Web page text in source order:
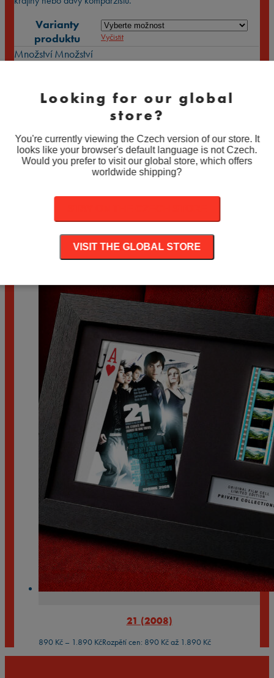
Varianty
produktu
Vyčistit
MnožstvíMnožství
Související produkty
102 DALMATIANS (2000)
1.890KčRozpětí cen: 890 Kč až 1.890 Kč
2012 (2009)
21 (2008)
890 Kč – 1.890 KčRozpětí cen: 890 Kč až 1.890 Kč
Looking for our global
store?
You're currently viewing the Czech version of our store. It
looks like your browser's default language is not Czech.
Would you prefer to visit our global store, which offers
worldwide shipping?
VISIT THE GLOBAL STORE